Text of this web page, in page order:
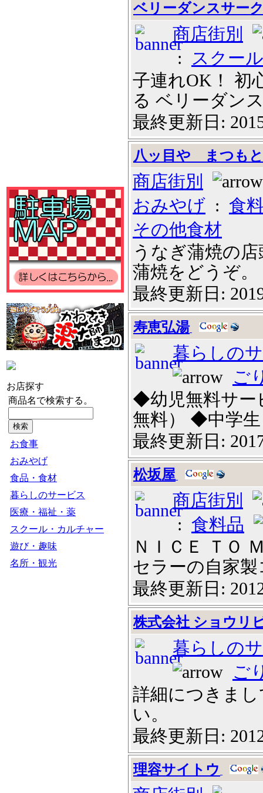
お店探す
商品名で検索する。
お食事
おみやげ
食品・食材
暮らしのサービス
医療・福祉・薬
スクール・カルチャー
遊び・趣味
名所・観光
ベリーダンスサー
商店街別
: スクー
子連れOK！ 初
る ベリーダン
最終更新日:
八ッ目や まつもと
商店街別
おみやげ : 食
その他食材
うなぎ蒲焼の
蒲焼をどうぞ。
最終更新日:
寿恵弘湯
暮らしの
ご
◆幼児無料サー
無料） ◆中学生
最終更新日:
松坂屋
商店街別
: 食料品
ＮＩＣＥ ＴＯ
セラーの自家製
最終更新日:
株式会社 ショウリ
暮らしの
ご
詳細につきま
い。
最終更新日:
理容サイトウ